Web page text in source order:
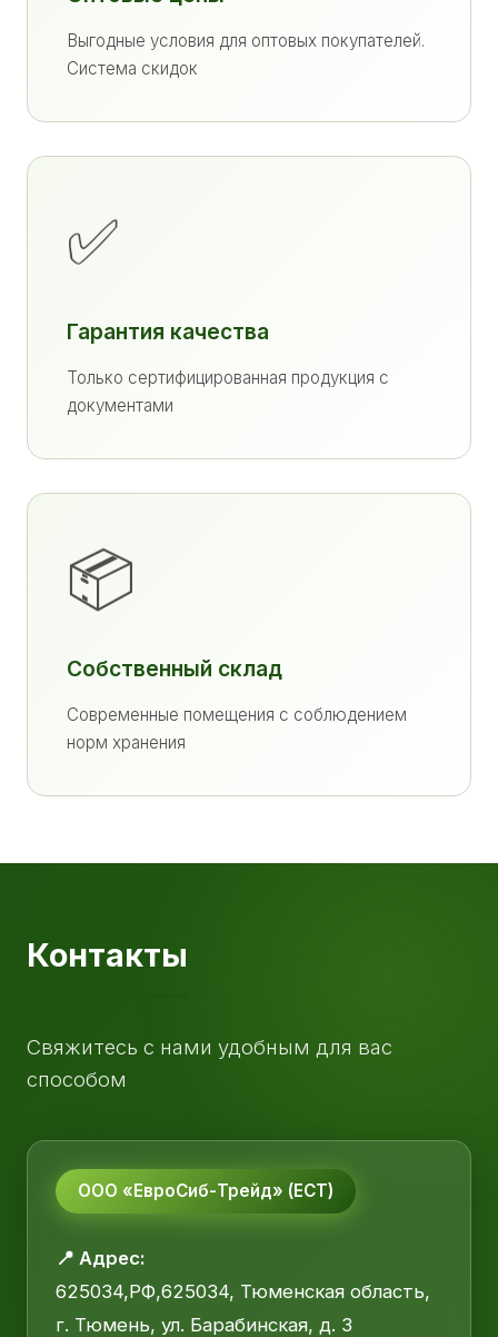
Выгодные условия для оптовых покупателей.
Система скидок
✅
Гарантия качества
Только сертифицированная продукция с
документами
📦
Собственный склад
Современные помещения с соблюдением
норм хранения
Контакты
Свяжитесь с нами удобным для вас
способом
ООО «ЕвроСиб-Трейд» (ЕСТ)
📍 Адрес:
625034,РФ,625034, Тюменская область,
г. Тюмень, ул. Барабинская, д. 3